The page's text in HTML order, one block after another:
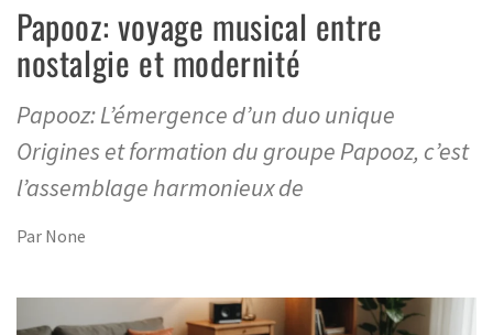
Papooz: voyage musical entre
nostalgie et modernité
Papooz: L’émergence d’un duo unique
Origines et formation du groupe Papooz, c’est
l’assemblage harmonieux de
Par None